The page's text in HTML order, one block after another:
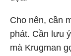
Cho nên, cần
phát. Cần lưu
mà Krugman